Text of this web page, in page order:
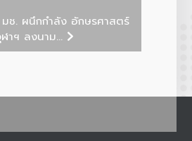
ช. ผนึกกำลัง อักษรศาสตร์
าฯ ลงนาม...